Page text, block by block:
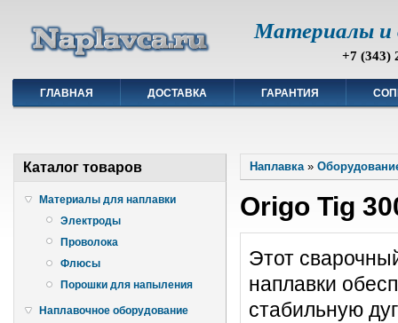
Материалы и
+7 (343)
ГЛАВНАЯ ДОСТАВКА ГАРАНТИЯ
Каталог товаров
Материалы для наплавки
Электроды
Проволока
Флюсы
Порошки для напыления
Наплавочное оборудование
Наплавка»
Origo Tig
Этот
наплавки
стабильную